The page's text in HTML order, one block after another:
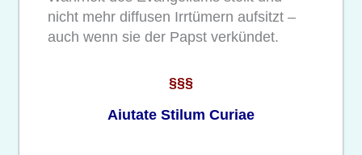
nicht mehr diffusen Irrtümern aufsitzt –
auch wenn sie der Papst verkündet.
§§§
Aiutate Stilum Curiae